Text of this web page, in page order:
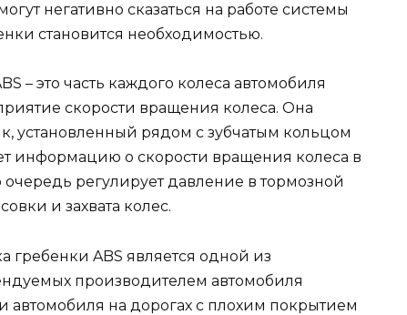
негативно сказаться на работе системы
становится необходимостью.
– это часть каждого колеса автомобиля
скорости вращения колеса. Она
установленный рядом с зубчатым кольцом
информацию о скорости вращения колеса в
регулирует давление в тормозной
и захвата колес.
гребенки ABS является одной из
производителем автомобиля
автомобиля на дорогах с плохим покрытием